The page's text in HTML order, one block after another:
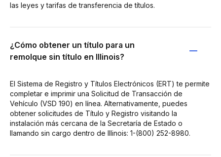
las leyes y tarifas de transferencia de títulos.
¿Cómo obtener un título para un
remolque sin título en Illinois?
El Sistema de Registro y Títulos Electrónicos (ERT) te permite
completar e imprimir una Solicitud de Transacción de
Vehículo (VSD 190) en línea. Alternativamente, puedes
obtener solicitudes de Título y Registro visitando la
instalación más cercana de la Secretaría de Estado o
llamando sin cargo dentro de Illinois: 1-(800) 252-8980.